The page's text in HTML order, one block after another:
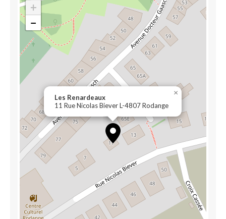
Les Renardeaux
11 Rue Nicolas Biever L-4807 Rodange
×
+
−